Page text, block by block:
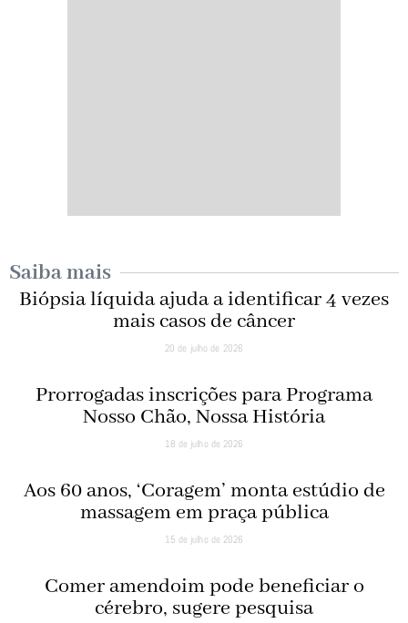
Saiba mais
Biópsia líquida ajuda a identificar 4 vezes
mais casos de câncer
20 de julho de 2026
Prorrogadas inscrições para Programa
Nosso Chão, Nossa História
18 de julho de 2026
Aos 60 anos, ‘Coragem’ monta estúdio de
massagem em praça pública
15 de julho de 2026
Comer amendoim pode beneficiar o
cérebro, sugere pesquisa